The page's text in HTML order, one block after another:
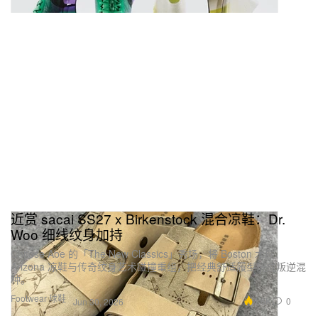
Footwear 球鞋
近赏 sacai SS27 x Birkenstock 混合凉鞋：Dr.
Woo 细线纹身加持
Chitose Abe 的「The New Classics」秀场，将 Boston 木屐、
Arizona 凉鞋与传奇纹身艺术碰撞重组，把经典舒适履型玩成叛逆混
种。
Jun 30, 2026 4.6K 0